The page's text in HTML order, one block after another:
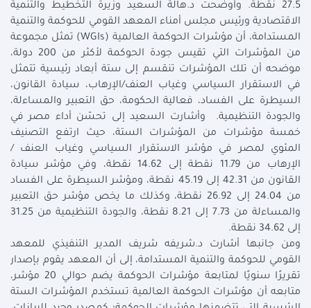
27.5 نقطة. وأوضحت د.هالة السعيد وزيرة التخطيط والتنمية
الاقتصادية ورئيس مجلس أمناء المعهد القومي للحوكمة والتنمية
المستدامة، أن مؤشرات الحوكمة العالمية (WGIs) تمثل مجموعة
من المؤشرات التي تقيس جودة الحوكمة لأكثر من 200 دولة،
موضحه أن تلك المؤشرات تنقسم إلى ستة أبعاد رئيسية تتمثل
في الاستقرار السياسي وغياب العنف/الإرهاب، سيادة القانون،
السيطرة على الفساد، فعالية الحكومة، حق التعبير والمساءلة،
والجودة التنظيمية. وأشارت السعيد إلى تحسّن أداء مصر في
خمسة مؤشرات من المؤشرات الستة، حيث ارتفع التصنيف
المئوي لمصر في مؤشر الاستقرار السياسي وغياب العنف /
الإرهاب من 11.79 نقطة إلى 14.62 نقطة، وفي مؤشر سيادة
القانون من 42.31 إلى 45.19 نقطة، ومؤشر السيطرة على الفساد
من 24.04 إلى 26.92 نقطة، وكذلك ما يخص مؤشر حق التعبير
والمساءلة من 7.73 إلى 8.21 نقطة، والجودة التنظيمية من 31.25
إلى 34.62 نقطة.
ومن جانبها أشارت د.شريفه شريف المدير التنفيذي للمعهد
القومي للحوكمة والتنمية المستدامة، إلى أن المعهد يقوم بإصدار
تقريرًا سنويًا لمتابعة مؤشرات الحوكمة يضم حوالي 20 مؤشر،
متابعه أن مؤشرات الحوكمة العالمية تستخدم المؤشرات الستة